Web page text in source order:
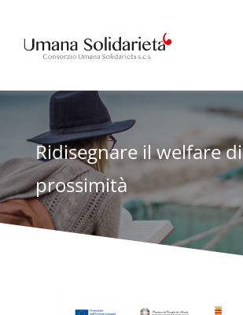
Ridisegnare il welfare di
prossimità